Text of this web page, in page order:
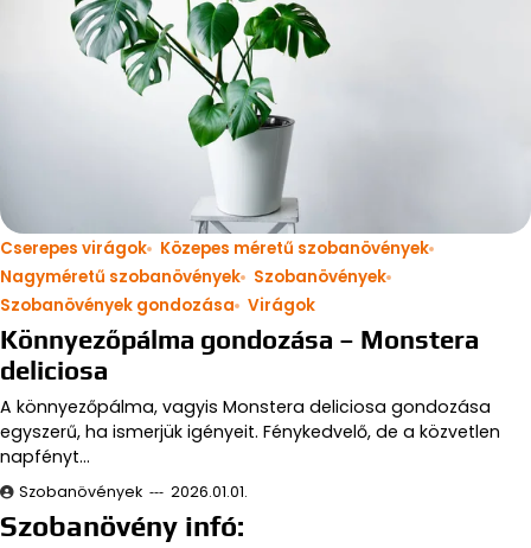
Cserepes virágok
Közepes méretű szobanövények
Nagyméretű szobanövények
Szobanövények
Szobanövények gondozása
Virágok
Könnyezőpálma gondozása – Monstera
deliciosa
A könnyezőpálma, vagyis Monstera deliciosa gondozása
egyszerű, ha ismerjük igényeit. Fénykedvelő, de a közvetlen
napfényt…
Szobanövények 2026.01.01.
Szobanövény infó: